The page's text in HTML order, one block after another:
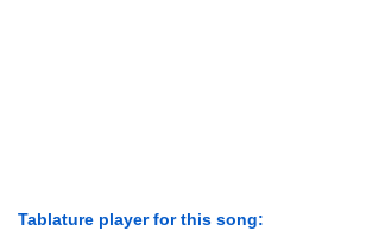
Tablature player for this song: